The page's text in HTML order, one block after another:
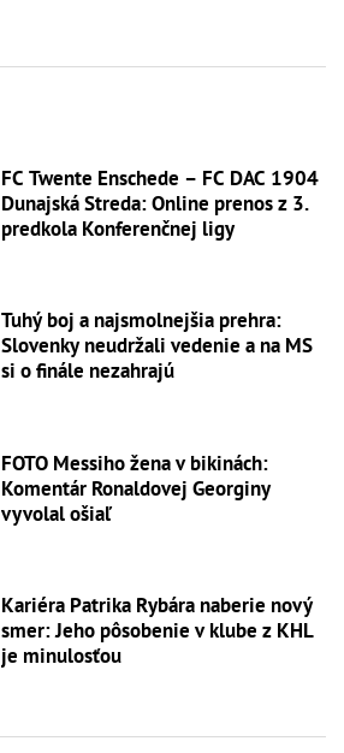
FC Twente Enschede – FC DAC 1904
Dunajská Streda: Online prenos z 3.
predkola Konferenčnej ligy
Tuhý boj a najsmolnejšia prehra:
Slovenky neudržali vedenie a na MS
si o finále nezahrajú
FOTO Messiho žena v bikinách:
Komentár Ronaldovej Georginy
vyvolal ošiaľ
Kariéra Patrika Rybára naberie nový
smer: Jeho pôsobenie v klube z KHL
je minulosťou